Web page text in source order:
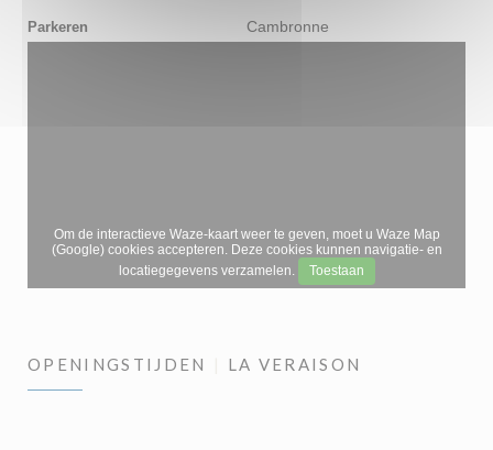
Parkeren Cambronne
Om de interactieve Waze-kaart weer te geven, moet u Waze Map
(Google) cookies accepteren. Deze cookies kunnen navigatie- en
locatiegegevens verzamelen.
Toestaan
OPENINGSTIJDEN LA VERAISON